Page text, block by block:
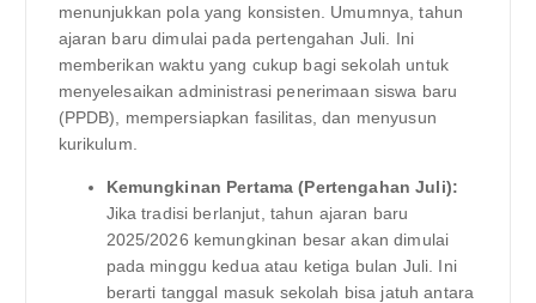
menunjukkan pola yang konsisten. Umumnya, tahun
ajaran baru dimulai pada pertengahan Juli. Ini
memberikan waktu yang cukup bagi sekolah untuk
menyelesaikan administrasi penerimaan siswa baru
(PPDB), mempersiapkan fasilitas, dan menyusun
kurikulum.
Kemungkinan Pertama (Pertengahan Juli):
Jika tradisi berlanjut, tahun ajaran baru
2025/2026 kemungkinan besar akan dimulai
pada minggu kedua atau ketiga bulan Juli. Ini
berarti tanggal masuk sekolah bisa jatuh antara